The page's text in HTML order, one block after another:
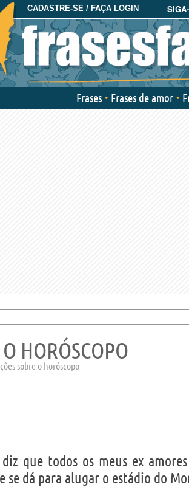
CADASTRE-SE / FAÇA LOGIN
Frases Frases de amor
HORÓSCOPO
sobre o horóscopo
que todos os meus ex
se dá para alugar o estádio do